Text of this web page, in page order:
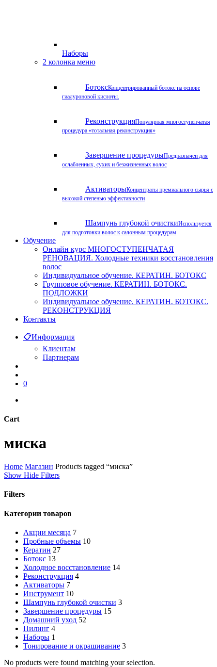
Наборы
2 колонка меню
БотоксКонцентрированный ботокс на основе
гиалуроновой кислоты.
РеконструкцияПопулярная многоступенчатая
процедура «тотальная реконструкция»
Завершение процедурыПредназначен для
ослабленных, сухих и безжизненных волос
АктиваторыКонцентраты премиального сырья с
высокой степенью эффективности
Шампунь глубокой очисткиИспользуется
для подготовки волос к салонным процедурам
Обучение
Онлайн курс МНОГОСТУПЕНЧАТАЯ
РЕНОВАЦИЯ. Холодные техники восстановления
волос
Индивидуальное обучение. КЕРАТИН. БОТОКС
Групповое обучение. КЕРАТИН. БОТОКС.
ПОДЛОЖКИ
Индивидуальное обучение. КЕРАТИН. БОТОКС.
РЕКОНСТРУКЦИЯ
Контакты
📋Информация
Клиентам
Партнерам
0
Cart
Cart
миска
Home Магазин Products tagged “миска”
Show Hide Filters
Filters
Close
Категории товаров
Акции месяца 7
Пробные объемы 10
Кератин 27
Ботокс 13
Холодное восстановление 14
Реконструкция 4
Активаторы 7
Инструмент 10
Шампунь глубокой очистки 3
Завершение процедуры 15
Домашний уход 52
Пилинг 4
Наборы 1
Тонирование и окрашивание 3
No products were found matching your selection.